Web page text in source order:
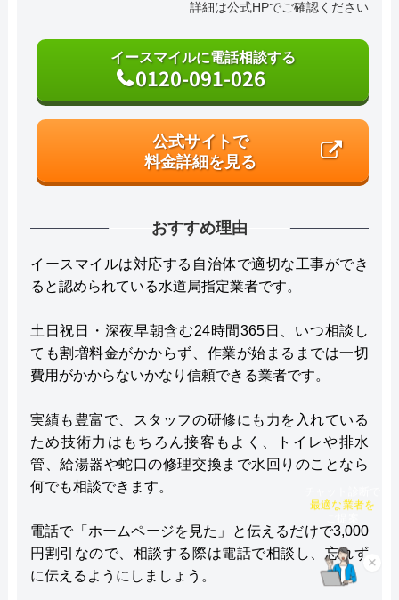
詳細は公式HPでご確認ください
イースマイルに電話相談する
0120-091-026
公式サイトで
料金詳細を見る
おすすめ理由
イースマイルは対応する自治体で適切な工事ができ
ると認められている水道局指定業者です。
土日祝日・深夜早朝含む24時間365日、いつ相談し
ても割増料金がかからず、作業が始まるまでは一切
費用がかからないかなり信頼できる業者です。
実績も豊富で、スタッフの研修にも力を入れている
ため技術力はもちろん接客もよく、トイレや排水
管、給湯器や蛇口の修理交換まで水回りのことなら
何でも相談できます。
電話で「ホームページを見た」と伝えるだけで3,000
円割引なので、相談する際は電話で相談し、忘れず
に伝えるようにしましょう。
×
チャット診断で
最適な業者を
ご提案